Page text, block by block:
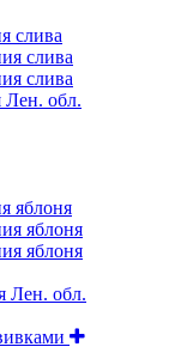
слива
слива
слива
Лен. обл.
яблоня
яблоня
яблоня
Лен. обл.